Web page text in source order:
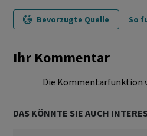
Bevorzugte Quelle So
Ihr Kommentar
Die Kommentarfunktion
DAS KÖNNTE SIE AUCH